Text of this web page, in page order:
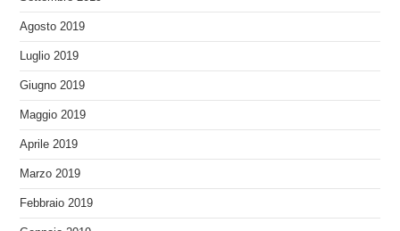
Agosto 2019
Luglio 2019
Giugno 2019
Maggio 2019
Aprile 2019
Marzo 2019
Febbraio 2019